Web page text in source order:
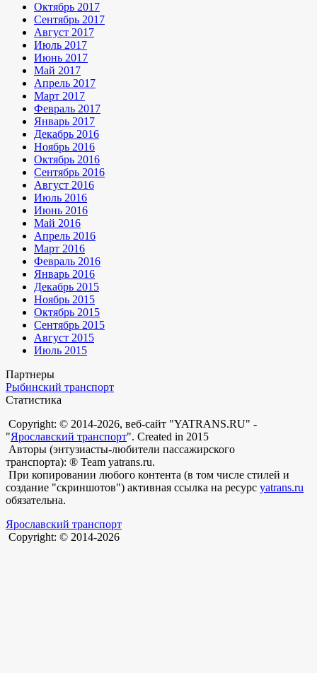
Октябрь 2017
Сентябрь 2017
Август 2017
Июль 2017
Июнь 2017
Май 2017
Апрель 2017
Март 2017
Февраль 2017
Январь 2017
Декабрь 2016
Ноябрь 2016
Октябрь 2016
Сентябрь 2016
Август 2016
Июль 2016
Июнь 2016
Май 2016
Апрель 2016
Март 2016
Февраль 2016
Январь 2016
Декабрь 2015
Ноябрь 2015
Октябрь 2015
Сентябрь 2015
Август 2015
Июль 2015
Партнеры
Рыбинский транспорт
Статистика
Copyright: © 2014-2026, веб-сайт "YATRANS.RU" -
"Ярославский транспорт". Created in 2015
Авторы (энтузиасты-любители пассажирского
транспорта): ® Team yatrans.ru.
При копировании любого контента (в том числе стилей и
создание "скриншотов") активная ссылка на ресурс yatrans.ru
обязательна.
Ярославский транспорт
Copyright: © 2014-2026